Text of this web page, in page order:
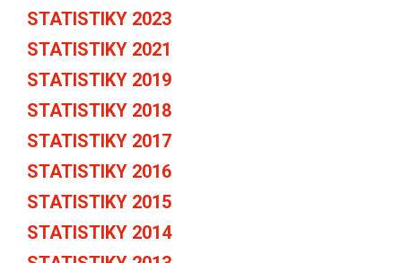
STATISTIKY 2023
STATISTIKY 2021
STATISTIKY 2019
STATISTIKY 2018
STATISTIKY 2017
STATISTIKY 2016
STATISTIKY 2015
STATISTIKY 2014